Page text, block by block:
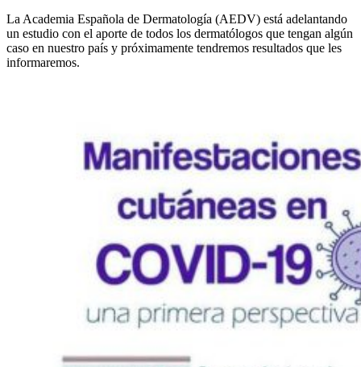
La Academia Española de Dermatología (AEDV) está adelantando
un estudio con el aporte de todos los dermatólogos que tengan algún
caso en nuestro país y próximamente tendremos resultados que les
informaremos.